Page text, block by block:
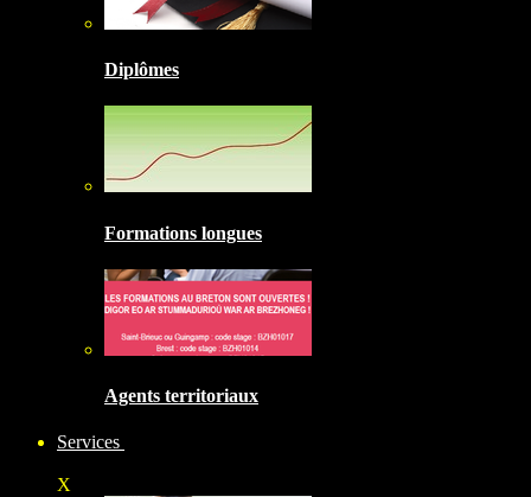
Diplômes
Formations longues
Agents territoriaux
Services
X